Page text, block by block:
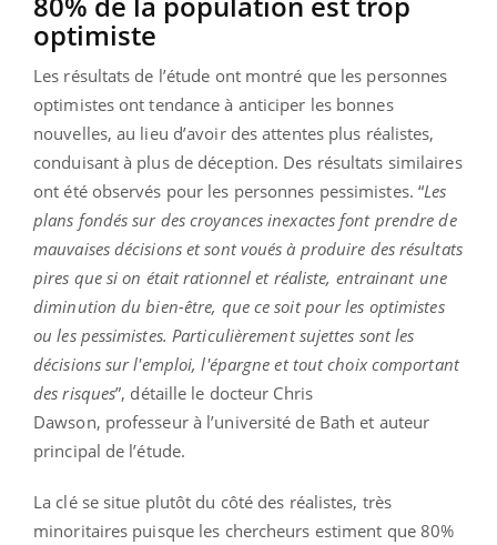
optimiste
Les résultats de l’étude ont montré que les personnes
optimistes ont tendance à anticiper les bonnes
nouvelles, au lieu d’avoir des attentes plus réalistes,
conduisant à plus de déception. Des résultats similaires
ont été observés pour les personnes pessimistes. “Les
plans fondés sur des croyances inexactes font prendre de
mauvaises décisions et sont voués à produire des résultats
pires que si on était rationnel et réaliste, entrainant une
diminution du bien-être, que ce soit pour les optimistes
ou les pessimistes. Particulièrement sujettes sont les
décisions sur l'emploi, l'épargne et tout choix comportant
des risques”, détaille le docteur Chris
Dawson, professeur à l’université de Bath et auteur
principal de l’étude.
La clé se situe plutôt du côté des réalistes, très
minoritaires puisque les chercheurs estiment que 80%